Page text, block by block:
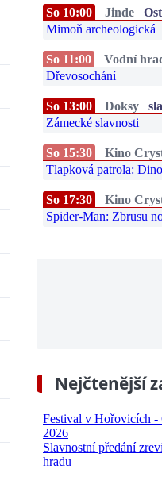
So 10:00 Jinde
Mimoň archeologická
So 11:00 Vodní
Dřevosochání
So 13:00 Doksy
Zámecké slavnosti
So 15:30 Kino
Tlapková patrola:
So 17:30 Kino
Spider-Man: Zbrusu
Nejčtenější
Festival v Hořovicích -
2026
Slavnostní předání
hradu